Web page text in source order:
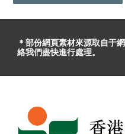
＊部份網頁素材來源取自于
絡我們盡快進行處理。